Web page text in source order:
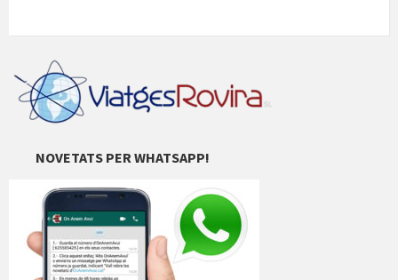
NOVETATS PER WHATSAPP!